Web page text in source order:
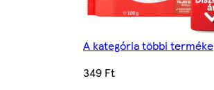
A kategória többi terméke
349 Ft